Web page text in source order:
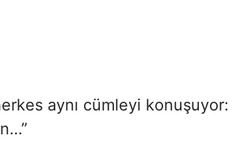
aynı cümleyi konuşuyor: